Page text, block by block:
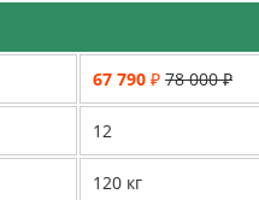
67 790 ₽ 78 000 ₽
12
120 кг